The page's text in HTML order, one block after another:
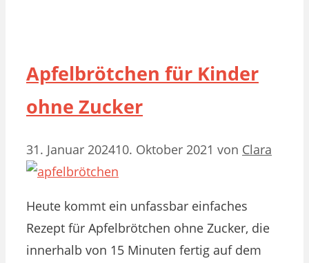
Apfelbrötchen für Kinder
ohne Zucker
31. Januar 202410. Oktober 2021 von Clara
Heute kommt ein unfassbar einfaches
Rezept für Apfelbrötchen ohne Zucker, die
innerhalb von 15 Minuten fertig auf dem